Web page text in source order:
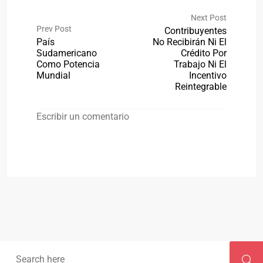
Prev Post
País
Sudamericano
Como Potencia
Mundial
Next Post
Contribuyentes
No Recibirán Ni El
Crédito Por
Trabajo Ni El
Incentivo
Reintegrable
Escribir un comentario